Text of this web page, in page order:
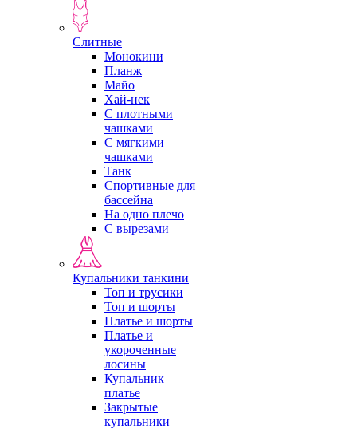
Слитные
Монокини
Планж
Майо
Хай-нек
С плотными
чашками
С мягкими
чашками
Танк
Спортивные для
бассейна
На одно плечо
С вырезами
Купальники танкини
Топ и трусики
Топ и шорты
Платье и шорты
Платье и
укороченные
лосины
Купальник
платье
Закрытые
купальники